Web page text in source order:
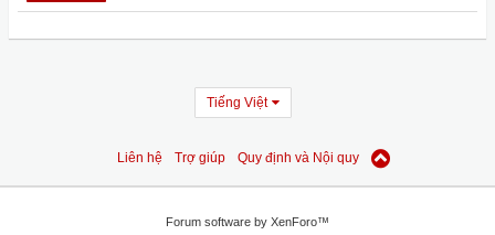
Tiếng Việt
Liên hệ Trợ giúp Quy định và Nội quy
Forum software by XenForo™